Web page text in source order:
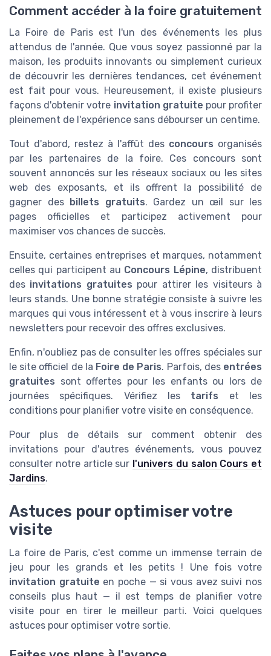
Comment accéder à la foire gratuitement
La Foire de Paris est l'un des événements les plus
attendus de l'année. Que vous soyez passionné par la
maison, les produits innovants ou simplement curieux
de découvrir les dernières tendances, cet événement
est fait pour vous. Heureusement, il existe plusieurs
façons d'obtenir votre invitation gratuite pour profiter
pleinement de l'expérience sans débourser un centime.
Tout d'abord, restez à l'affût des concours organisés
par les partenaires de la foire. Ces concours sont
souvent annoncés sur les réseaux sociaux ou les sites
web des exposants, et ils offrent la possibilité de
gagner des
billets gratuits. Gardez un œil sur les
pages officielles et participez activement pour
maximiser vos chances de succès.
Ensuite, certaines entreprises et marques, notamment
celles qui participent au Concours Lépine, distribuent
des invitations gratuites pour attirer les visiteurs à
leurs stands. Une bonne stratégie consiste à suivre les
marques qui vous intéressent et à vous inscrire à leurs
newsletters pour recevoir des offres exclusives.
Enfin, n'oubliez pas de consulter les offres spéciales sur
le site officiel de la Foire de Paris. Parfois, des entrées
gratuites sont offertes pour les enfants ou lors de
journées spécifiques. Vérifiez les tarifs et les
conditions pour planifier votre visite en conséquence.
Pour plus de détails sur comment obtenir des
invitations pour d'autres événements, vous pouvez
consulter notre article sur l'univers du salon Cours et
Jardins.
Astuces pour optimiser votre
visite
La foire de Paris, c'est comme un immense terrain de
jeu pour les grands et les petits ! Une fois votre
invitation gratuite en poche — si vous avez suivi nos
conseils plus haut — il est temps de planifier votre
visite pour en tirer le meilleur parti. Voici quelques
astuces pour optimiser votre sortie.